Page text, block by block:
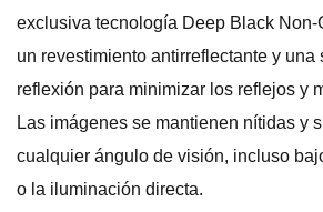
exclusiva tecnología Deep Black Non-
un revestimiento antirreflectante y una
reflexión para minimizar los reflejos y
Las imágenes se mantienen nítidas y
cualquier ángulo de visión, incluso
o la iluminación directa.